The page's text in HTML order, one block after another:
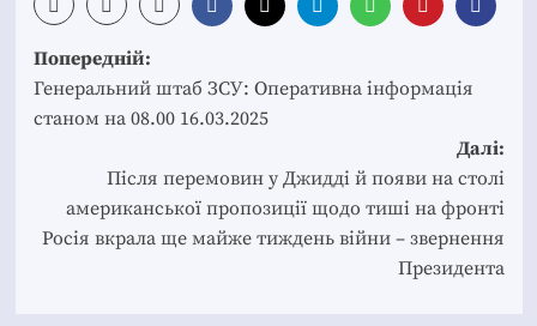
Post
navigation
Попередній:
Генеральний штаб ЗСУ: Оперативна інформація
станом на 08.00 16.03.2025
Далі:
Після перемовин у Джидді й появи на столі
американської пропозиції щодо тиші на фронті
Росія вкрала ще майже тиждень війни – звернення
Президента